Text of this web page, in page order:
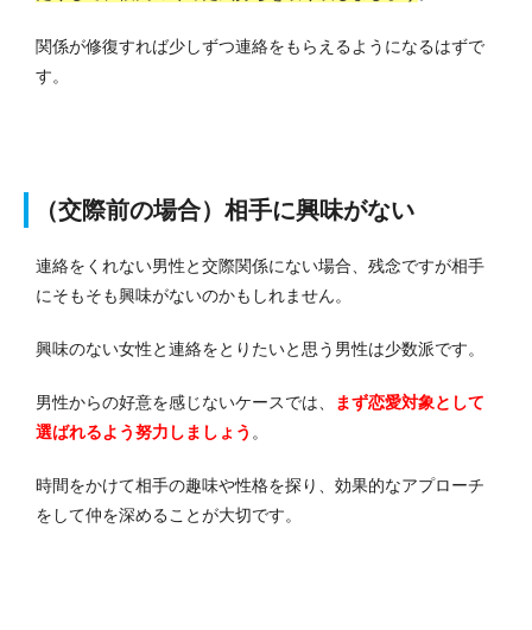
関係が修復すれば少しずつ連絡をもらえるようになるはずで
す。
（交際前の場合）相手に興味がない
連絡をくれない男性と交際関係にない場合、残念ですが相手
にそもそも興味がないのかもしれません。
興味のない女性と連絡をとりたいと思う男性は少数派です。
男性からの好意を感じないケースでは、
まず恋愛対象として
選ばれるよう努力しましょう 。
時間をかけて相手の趣味や性格を探り、効果的なアプローチ
をして仲を深めることが大切です。